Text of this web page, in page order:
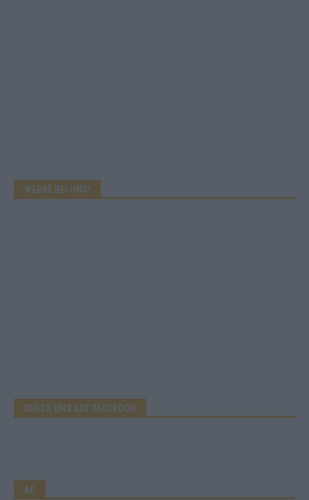
WERBE BEI UNS!
CHECK UNS AUF FACEBOOK
AD